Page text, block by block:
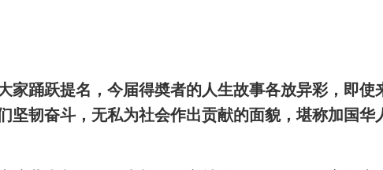
家踊跃提名，今届得奬者的人生故事各放异彩，即使
坚韧奋斗，无私为社会作出贡献的面貌，堪称加国华